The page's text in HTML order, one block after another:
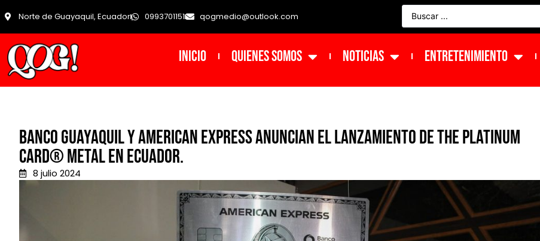
Norte de Guayaquil, Ecuador 0993701151 qogmedio@outlook.com
INICIO Quienes Somos NOTICIAS ENTRETENIMIENTO
Banco Guayaquil y American Express anuncian el lanzamiento de The Platinum
Card® Metal en Ecuador.
8 julio 2024